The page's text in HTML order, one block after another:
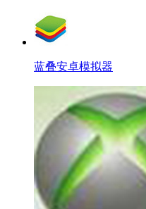
蓝叠安卓模拟器